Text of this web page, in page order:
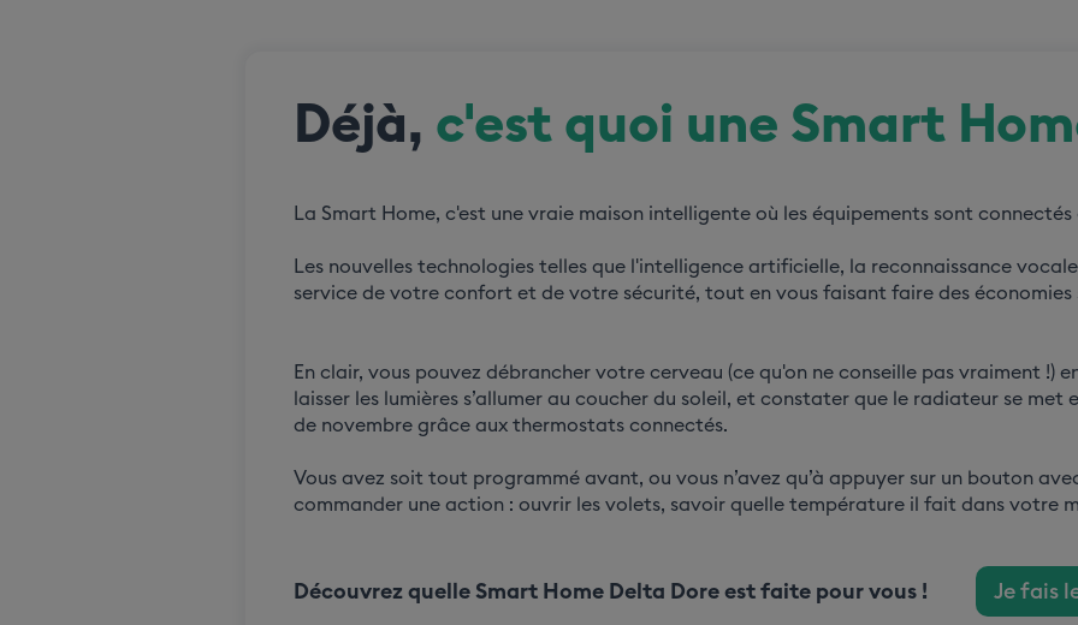
Déjà, c'est quoi une Smart
La Smart Home, c'est une vraie maison intelligente où les équipements sont
Les nouvelles technologies telles que l'intelligence artificielle, la reconnaissance
service de votre confort et de votre sécurité, tout en vous faisant faire des économies
En clair, vous pouvez débrancher votre cerveau (ce qu'on ne conseille pas vraiment !)
laisser les lumières s’allumer au coucher du soleil, et constater que le radiateur se met
de novembre grâce aux thermostats connectés.
Vous avez soit tout programmé avant, ou vous n’avez qu’à appuyer sur un bouton
commander une action : ouvrir les volets, savoir quelle température il fait dans votre
Découvrez quelle Smart Home Delta Dore est faite pour vous ! Je fais